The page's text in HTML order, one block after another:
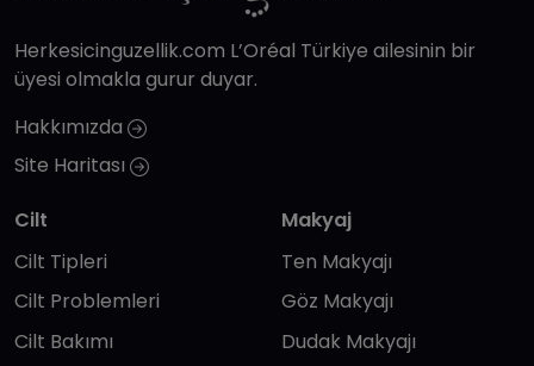
Herkesicinguzellik.com L’Oréal Türkiye ailesinin bir
üyesi olmakla gurur duyar.
Hakkımızda
Site Haritası
Cilt
Cilt Tipleri
Cilt Problemleri
Cilt Bakımı
Makyaj
Ten Makyajı
Göz Makyajı
Dudak Makyajı